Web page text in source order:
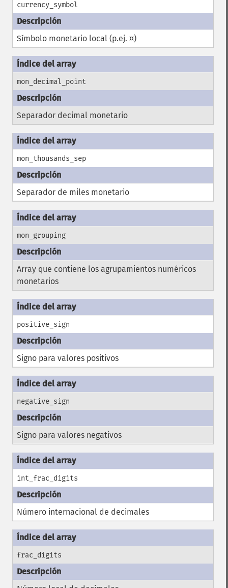
currency_symbol
Símbolo monetario local (p.ej. ¤)
mon_decimal_point
Separador decimal monetario
mon_thousands_sep
Separador de miles monetario
mon_grouping
Array que contiene los agrupamientos numéricos
monetarios
positive_sign
Signo para valores positivos
negative_sign
Signo para valores negativos
int_frac_digits
Número internacional de decimales
frac_digits